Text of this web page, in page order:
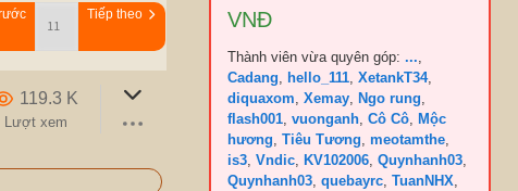
Tiếp theo
119.3 K
Lượt xem
VNĐ
Thành viên vừa quyên góp:...,
Cadang, hello_111,XetankT34,
diquaxom,Xemay, Ngo rung,
flash001,vuonganh,Cô Cô, Mộc
hương,Tiêu Tương,meotamthe,
is3,Vndic, KV102006,Quynhanh03,
Quynhanh03,quebayrc,TuanNHX,